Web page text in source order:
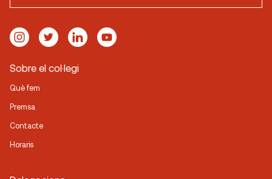
Sobre el col·legi
Què fem
Premsa
Contacte
Horaris